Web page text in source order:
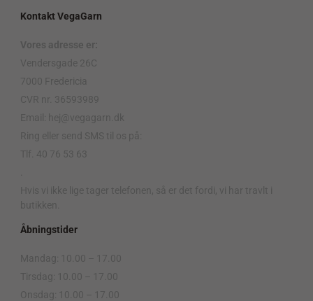
Kontakt VegaGarn
Vores adresse er:
Vendersgade 26C
7000 Fredericia
CVR nr. 36593989
Email: hej@vegagarn.dk
Ring eller send SMS til os på:
Tlf. 40 76 53 63
Hvis vi ikke lige tager telefonen, så er det fordi, vi har travlt i
butikken.
Åbningstider
Mandag: 10.00 – 17.00
Tirsdag: 10.00 – 17.00
Onsdag: 10.00 – 17.00